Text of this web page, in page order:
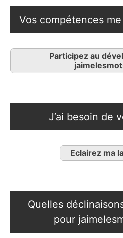
Vos compétences
Participez au
J’ai besoin de
Eclairez ma
Quelles
pour